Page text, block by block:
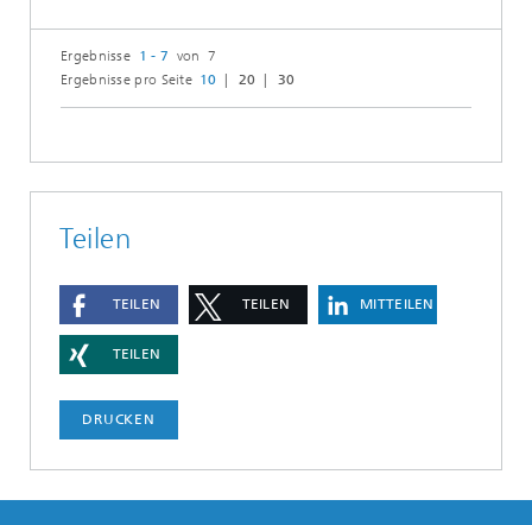
Ergebnisse 1 - 7 von 7
Ergebnisse pro Seite 10 20 30
Teilen
TEILEN TEILEN MITTEILEN
TEILEN
DRUCKEN